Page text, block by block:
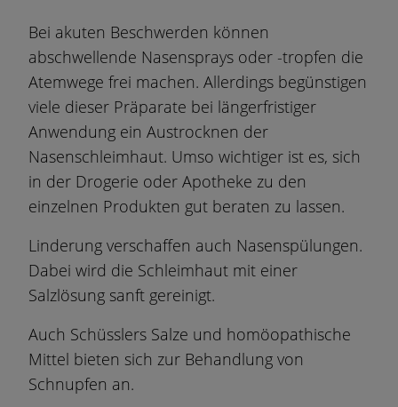
Bei akuten Beschwerden können
abschwellende Nasensprays oder -tropfen die
Atemwege frei machen. Allerdings begünstigen
viele dieser Präparate bei längerfristiger
Anwendung ein Austrocknen der
Nasenschleimhaut. Umso wichtiger ist es, sich
in der Drogerie oder Apotheke zu den
einzelnen Produkten gut beraten zu lassen.
Linderung verschaffen auch Nasenspülungen.
Dabei wird die Schleimhaut mit einer
Salzlösung sanft gereinigt.
Auch Schüsslers Salze und homöopathische
Mittel bieten sich zur Behandlung von
Schnupfen an.